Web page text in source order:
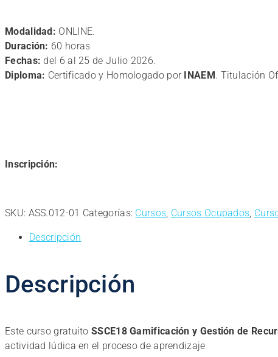
Modalidad: ONLINE.
Duración: 60 horas
Fechas: del 6 al 25 de Julio 2026.
Diploma: Certificado y Homologado por INAEM. Titulación
Inscripción:
SKU: ASS.012-01 Categorías: Cursos, Cursos Ocupados,
Descripción
Descripción
Este curso gratuito SSCE18 Gamificación y Gestión de
actividad lúdica en el proceso de aprendizaje